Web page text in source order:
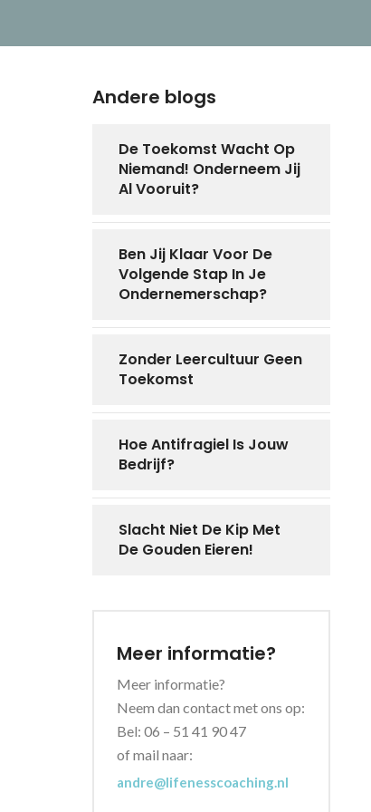
Andere blogs
De Toekomst Wacht Op
Niemand! Onderneem Jij
Al Vooruit?
Ben Jij Klaar Voor De
Volgende Stap In Je
Ondernemerschap?
Zonder Leercultuur Geen
Toekomst
Hoe Antifragiel Is Jouw
Bedrijf?
Slacht Niet De Kip Met
De Gouden Eieren!
Meer informatie?
Meer informatie?
Neem dan contact met ons op:
Bel: 06 – 51 41 90 47
of mail naar:
andre@lifenesscoaching.nl